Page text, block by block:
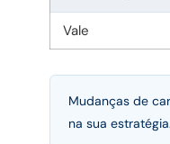
Vale
Mudanças de
na sua estratégia.